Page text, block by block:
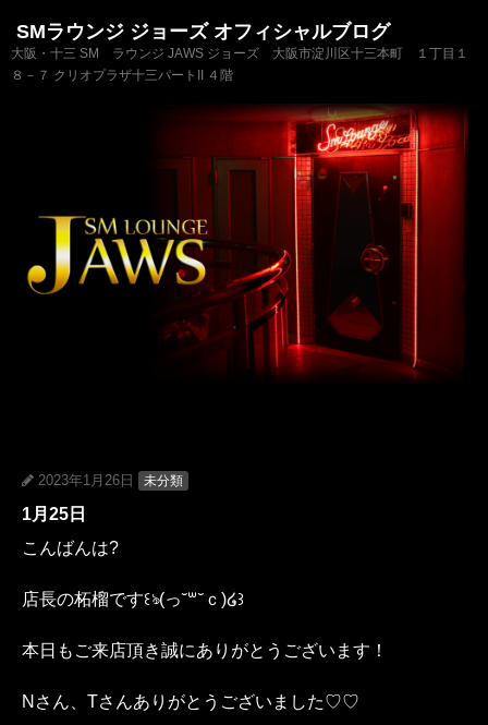
SMラウンジ ジョーズ オフィシャルブログ
大阪・十三 SM ラウンジ JAWS ジョーズ 大阪市淀川区十三本町 １丁目１
８－７ クリオプラザ十三パートII ４階
2023年1月26日 未分類
1月25日
こんばんは?
店長の柘榴です꒰ঌ(っ˘꒳˘ｃ)‪໒꒱
本日もご来店頂き誠にありがとうございます！
Nさん、Tさんありがとうございました♡♡